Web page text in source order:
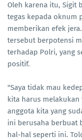
Oleh karena itu, Sigit
tegas kepada oknum
memberikan efek
tersebut berpotensi
terhadap Polri, yang
positif.
"Saya tidak mau
kita harus
anggota kita yang
ini berusaha berbuat
hal-hal seperti ini.